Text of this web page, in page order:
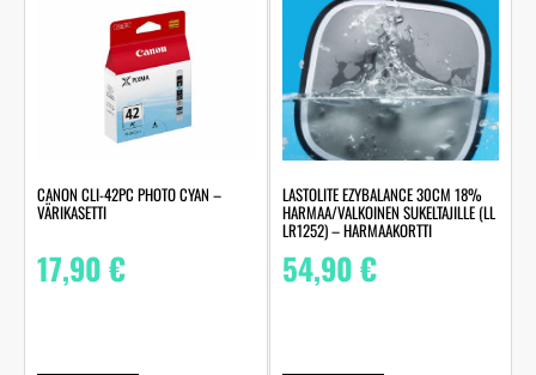
CANON CLI-42PC PHOTO CYAN –
VÄRIKASETTI
17,90€
LASTOLITE EZYBALANCE 30CM 18%
HARMAA/VALKOINEN SUKELTAJILLE (LL
LR1252) – HARMAAKORTTI
54,90€